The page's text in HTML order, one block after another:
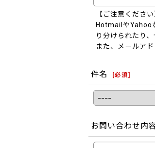
【ご注意ください
HotmailやYahoo
り分けられたり
また、メールア
件名 [必須]
お問い合わせ内